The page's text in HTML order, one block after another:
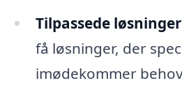
Tilpassede
få løsninger, der
imødekommer